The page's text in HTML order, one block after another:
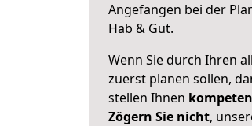
Angefangen bei der
Hab & Gut.
Wenn Sie durch Ihren
zuerst planen sollen,
stellen Ihnen
Zögern Sie nicht,